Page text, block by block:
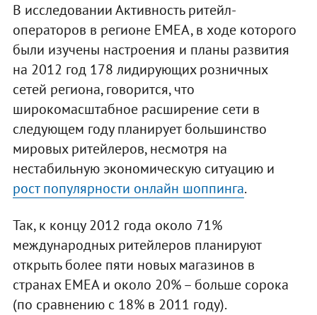
В исследовании Активность ритейл-
операторов в регионе EMEA, в ходе которого
были изучены настроения и планы развития
на 2012 год 178 лидирующих розничных
сетей региона, говорится, что
широкомасштабное расширение сети в
следующем году планирует большинство
мировых ритейлеров, несмотря на
нестабильную экономическую ситуацию и
рост популярности онлайн шоппинга.
Так, к концу 2012 года около 71%
международных ритейлеров планируют
открыть более пяти новых магазинов в
странах EMEA и около 20% – больше сорока
(по сравнению с 18% в 2011 году).